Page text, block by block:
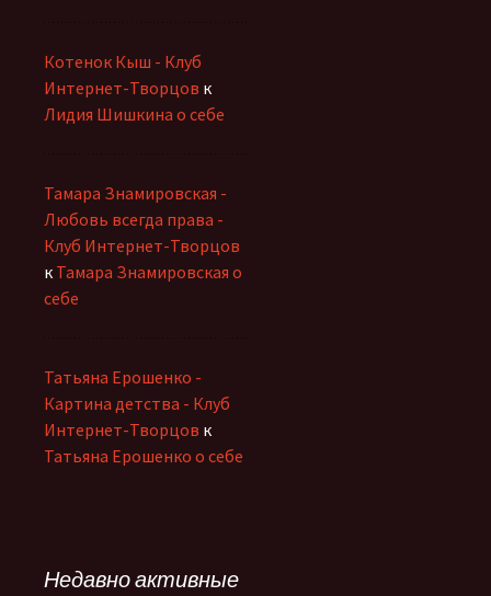
Котенок Кыш - Клуб
Интернет-Творцов к
Лидия Шишкина о себе
Тамара Знамировская -
Любовь всегда права -
Клуб Интернет-Творцов
к Тамара Знамировская о
себе
Татьяна Ерошенко -
Картина детства - Клуб
Интернет-Творцов к
Татьяна Ерошенко о себе
Недавно активные